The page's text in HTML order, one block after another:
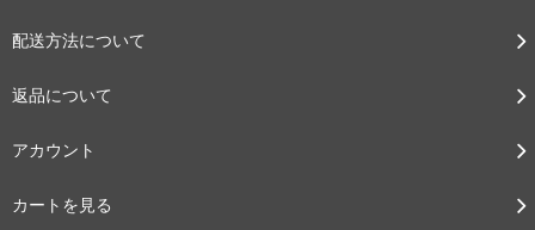
配送方法について
返品について
アカウント
カートを見る